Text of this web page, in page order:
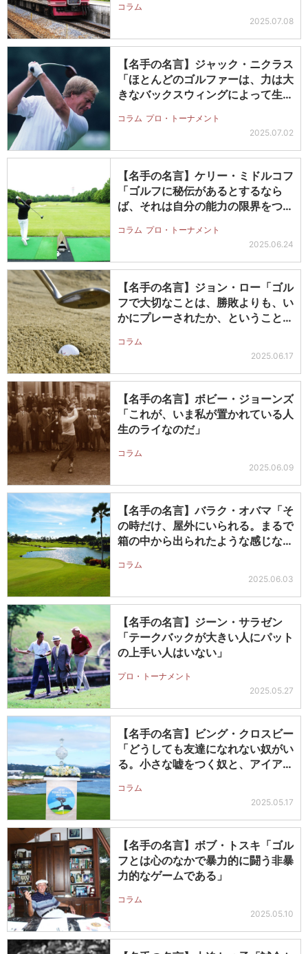
コラム
2025.07.08
【名手の名言】ジャック・ニクラス
「ほとんどのゴルファーは、力は大
きなバックスウィングによって生ま
コラム プロ・トーナメント
2025.07.02
【名手の名言】ケリー・ミドルコフ
「ゴルフに秘伝があるとするなら
ば、それは自分の能力の限界をつか
コラム プロ・トーナメント
2025.06.24
【名手の名言】ジョン・ロー「ゴル
フで大切なことは、勝敗よりも、い
かにプレーされたか、ということ
コラム
2025.06.17
【名手の名言】ボビー・ジョーンズ
「これが、いま私が置かれている人
生のライなのだ」
コラム
2025.06.09
【名手の名言】バラク・オバマ「そ
の時だけ、屋外にいられる。まるで
箱の中から出られたような感じなん
コラム
2025.06.03
【名手の名言】ジーン・サラゼン
「テークバックが大きい人にパット
の上手い人はいない」
プロ・トーナメント
2025.05.27
【名手の名言】ビング・クロスビー
「どうしても友達になれない奴がい
る。小さな嘘をつく奴と、アイアン
コラム
2025.05.17
【名手の名言】ボブ・トスキ「ゴル
フとは心のなかで暴力的に闘う非暴
力的なゲームである」
コラム
2025.05.10